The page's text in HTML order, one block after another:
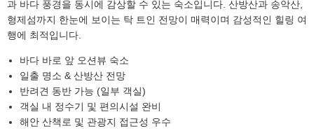
과 바다 풍경을 동시에 감상할 수 있는 숙소입니다. 산방산과 송악산,
형제섬까지 한눈에 보이는 탁 트인 전망이 매력이며 감성적인 힐링 여
행에 최적입니다.
바다 바로 앞 오션뷰 숙소
일출 명소 & 산방산 전망
반려견 동반 가능 (일부 객실)
객실 내 정수기 및 편의시설 완비
해안 산책로 및 관광지 접근성 우수